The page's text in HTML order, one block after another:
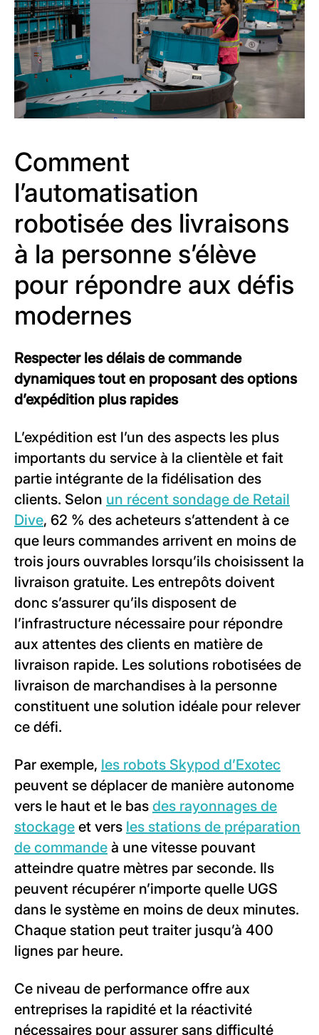
Comment
l’automatisation
robotisée des livraisons
à la personne s’élève
pour répondre aux défis
modernes
Respecter les délais de commande
dynamiques tout en proposant des options
d’expédition plus rapides
L’expédition est l’un des aspects les plus
importants du service à la clientèle et fait
partie intégrante de la fidélisation des
clients. Selon un récent sondage de Retail
Dive, 62 % des acheteurs s’attendent à ce
que leurs commandes arrivent en moins de
trois jours ouvrables lorsqu’ils choisissent la
livraison gratuite. Les entrepôts doivent
donc s’assurer qu’ils disposent de
l’infrastructure nécessaire pour répondre
aux attentes des clients en matière de
livraison rapide. Les solutions robotisées de
livraison de marchandises à la personne
constituent une solution idéale pour relever
ce défi.
Par exemple, les robots Skypod d’Exotec
peuvent se déplacer de manière autonome
vers le haut et le bas des rayonnages de
stockage et vers les stations de préparation
de commande à une vitesse pouvant
atteindre quatre mètres par seconde. Ils
peuvent récupérer n’importe quelle UGS
dans le système en moins de deux minutes.
Chaque station peut traiter jusqu’à 400
lignes par heure.
Ce niveau de performance offre aux
entreprises la rapidité et la réactivité
nécessaires pour assurer sans difficulté